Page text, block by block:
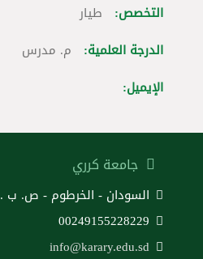
التخصص:
طيار
الدرجة العلمية:
م. مدرس
الإيميل:
جامعة كرري
السودان - الخرطوم - ص. ب . 12304
00249155228229
info@karary.edu.sd